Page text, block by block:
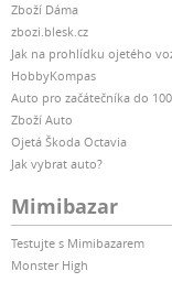
Zboží Dáma
zbozi.blesk.cz
Jak na prohlídku ojetého
HobbyKompas
Auto pro začátečníka do
Zboží Auto
Ojetá Škoda Octavia
Jak vybrat auto?
Mimibazar
Testujte s Mimibazarem
Monster High